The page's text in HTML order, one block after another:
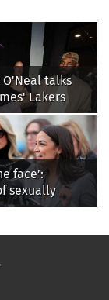
talks
Lakers
his new 76ers
face’:
sexually
bill